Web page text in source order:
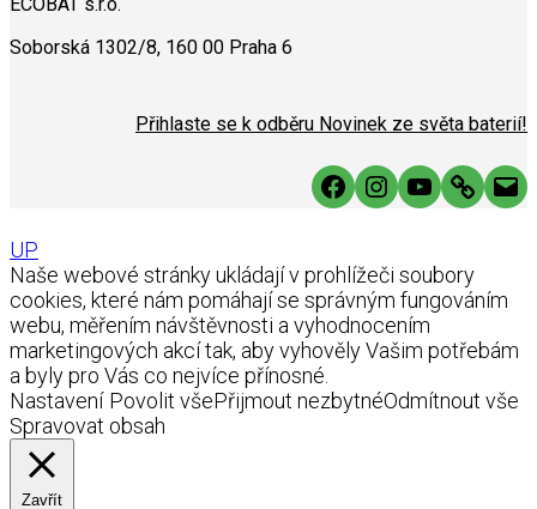
ECOBAT s.r.o.
Soborská 1302/8, 160 00 Praha 6
Přihlaste se k odběru Novinek ze světa baterií!
Facebook
Instagram
YouTube
Link
UP
Naše webové stránky ukládají v prohlížeči soubory
cookies, které nám pomáhají se správným fungováním
webu, měřením návštěvnosti a vyhodnocením
marketingových akcí tak, aby vyhověly Vašim potřebám
a byly pro Vás co nejvíce přínosné.
Nastavení Povolit všePřijmout nezbytnéOdmítnout vše
Spravovat obsah
Zavřít